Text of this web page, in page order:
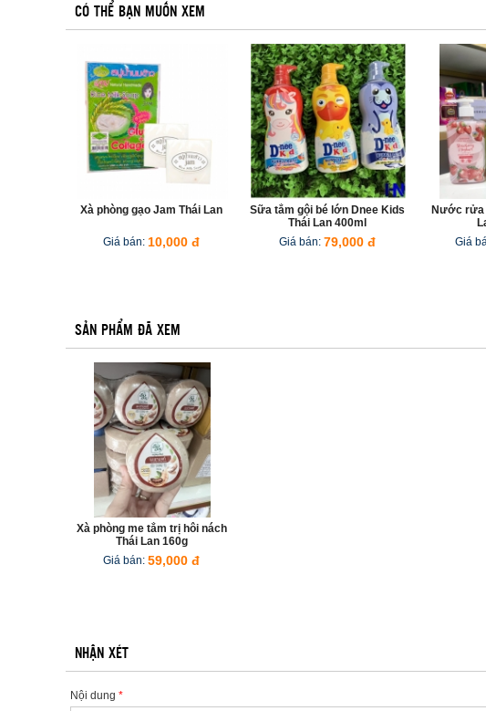
CÓ THỂ BẠN MUỐN XEM
1
Xà phòng gạo Jam Thái Lan
Giá bán: 10,000 đ
Sữa tắm gội bé lớn Dnee Kids
Thái Lan 400ml
Giá bán: 79,000 đ
Nước rửa
Giá
SẢN PHẨM ĐÃ XEM
Xà phòng me tắm trị hôi nách
Thái Lan 160g
Giá bán: 59,000 đ
NHẬN XÉT
Nội dung *